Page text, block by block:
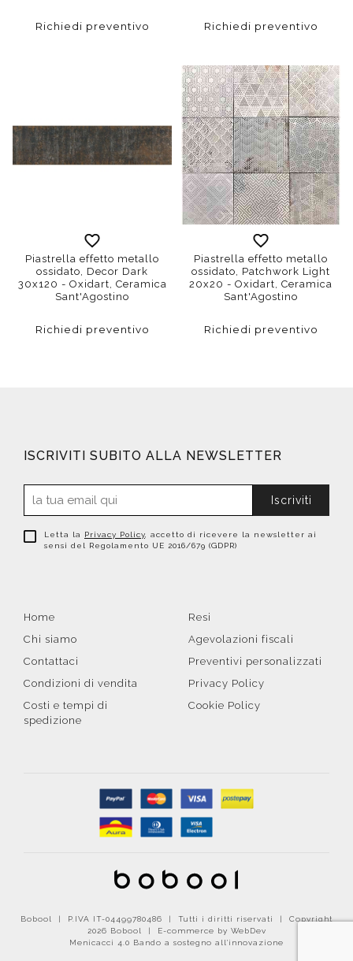
Richiedi preventivo Richiedi preventivo
Piastrella effetto metallo
ossidato, Decor Dark
30x120 - Oxidart, Ceramica
Sant'Agostino
Richiedi preventivo
Piastrella effetto metallo
ossidato, Patchwork Light
20x20 - Oxidart, Ceramica
Sant'Agostino
Richiedi preventivo
ISCRIVITI SUBITO ALLA NEWSLETTER
Iscriviti
Letta la Privacy Policy , accetto di ricevere la newsletter ai
sensi del Regolamento UE 2016/679 (GDPR)
Home
Chi siamo
Contattaci
Condizioni di vendita
Costi e tempi di
spedizione
Resi
Agevolazioni fiscali
Preventivi personalizzati
Privacy Policy
Cookie Policy
Bobool | P.IVA IT-04499780486 | Tutti i diritti riservati | Copyright
2026 Bobool |
E-commerce by WebDev
Menicacci 4.0 Bando a sostegno all'innovazione